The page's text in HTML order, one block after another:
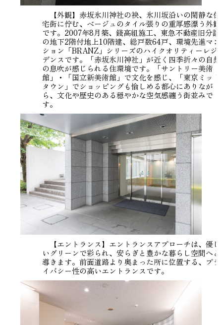
【外観】赤坂氷川神社の袂、氷川坂沿いの閑静な住
宅街に佇む、ベージュのタイル張りの重厚感漂う外観
です。2007年8月築、錢高組施工、東急不動産旧分譲
の地下2階付地上10階建、総戸数64戸、環境先進マン
ション「BRANZ」シリーズのハイクオリティーレジ
デンスです。「赤坂氷川神社」が近く四季折々の自然
の息吹が感じられる住環境です。「サントリー美術
館」・「国立新美術館」で文化を感じ、「東京ミッド
タウン」でショッピングも愉しめる都心にありなが
ら、文化や歴史のある穏やかな空気感纏う街並みで
す。
【エントランス】エントランスアプローチは、優し
いグリーンで彩られ、安らぎと豊かな暮らし空間へと
導きます。前面道路より奥まった所に位置する、プラ
イバシー性の高いエントランスです。